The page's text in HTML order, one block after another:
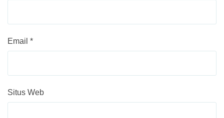
Email *
Situs Web